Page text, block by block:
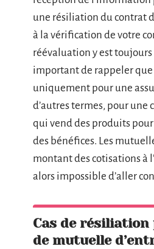
une résiliation du contrat
à la vérification de votre
réévaluation y est
important de rappeler que
uniquement pour une
d’autres termes, pour une
qui vend des produits
des bénéfices. Les
montant des cotisations à
alors impossible d’aller
Cas de résiliation
de mutuelle